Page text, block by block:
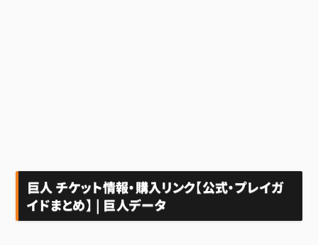
巨人 チケット情報・購入リンク【公式・プレイガ
イドまとめ】 | 巨人データ